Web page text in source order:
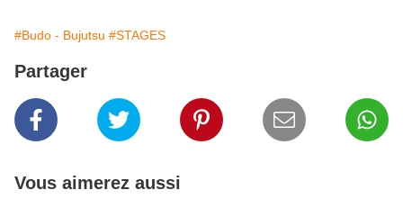
#Budo - Bujutsu #STAGES
Partager
Vous aimerez aussi